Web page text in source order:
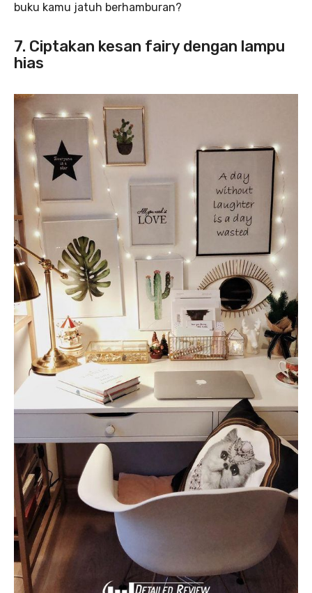
buku kamu jatuh berhamburan?
7. Ciptakan kesan fairy dengan lampu
hias